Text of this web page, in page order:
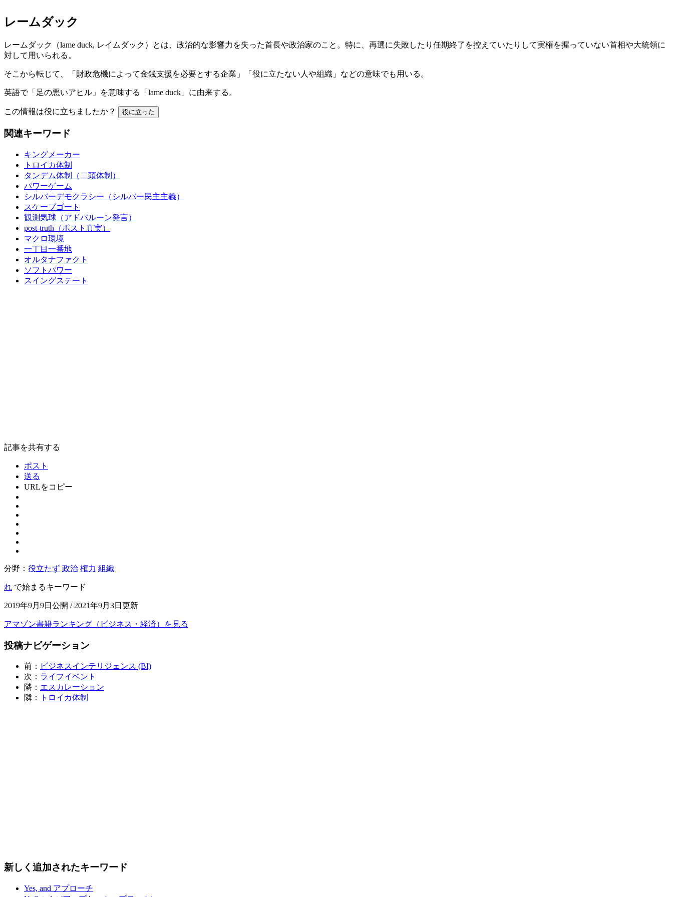
レームダック
レームダック（lame duck, レイムダック）とは、政治的な影響力を失った首長や政治家のこと。特に、再選に失敗したり任期終了を控えていたりして実権を握っていない首相や大統領に
対して用いられる。
そこから転じて、「財政危機によって金銭支援を必要とする企業」「役に立たない人や組織」などの意味でも用いる。
英語で「足の悪いアヒル」を意味する「lame duck」に由来する。
この情報は役に立ちましたか？ 役に立った
関連キーワード
キングメーカー
トロイカ体制
タンデム体制（二頭体制）
パワーゲーム
シルバーデモクラシー（シルバー民主主義）
スケープゴート
観測気球（アドバルーン発言）
post-truth（ポスト真実）
マクロ環境
一丁目一番地
オルタナファクト
ソフトパワー
スイングステート
記事を共有する
ポスト
送る
URLをコピー
分野： 役立たず 政治 権力 組織
れ で始まるキーワード
2019年9月9日公開 / 2021年9月3日更新
アマゾン書籍ランキング（ビジネス・経済）を見る
投稿ナビゲーション
前： ビジネスインテリジェンス (BI)
次： ライフイベント
隣： エスカレーション
隣：
トロイカ体制
新しく追加されたキーワード
Yes, and アプローチ